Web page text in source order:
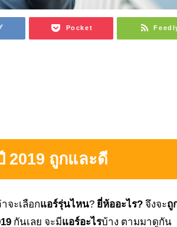
Pocket
2019 ถูกและดี
จะเลือกแอร์รุ่นไหน?ยี่ห้ออะไร? จึงจะถู
กันเลย จะมีแอร์อะไรบ้าง ตามมาดูกัน